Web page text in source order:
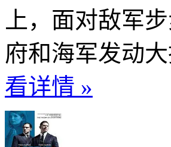
上，面对敌军
府和海军发动
看详情 »